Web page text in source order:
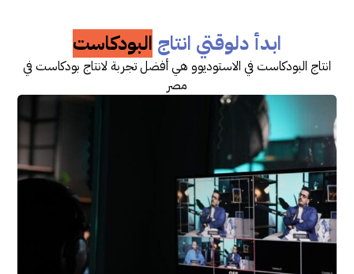
ابدأ دلوقتي انتاج البودكاست
انتاج البودكاست في الاستوديوو هي أفضل تجربة لانتاج بودكاست في
مصر